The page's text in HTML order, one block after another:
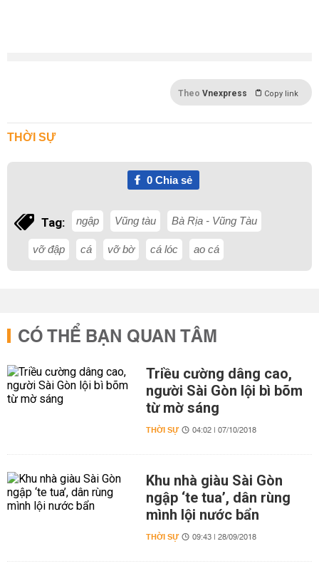
Theo Vnexpress Copy link
THỜI SỰ
0Chia sẻ
Tag: ngập Vũng tàu Bà Rịa - Vũng Tàu
vỡ đập cá vỡ bờ cá lóc ao cá
CÓ THỂ BẠN QUAN TÂM
Triều cường dâng cao,
người Sài Gòn lội bì bõm
từ mờ sáng
THỜI SỰ 04:02 | 07/10/2018
Khu nhà giàu Sài Gòn
ngập ‘te tua’, dân rùng
mình lội nước bẩn
THỜI SỰ 09:43 | 28/09/2018